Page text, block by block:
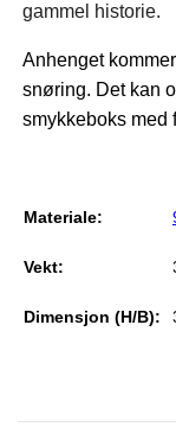
gammel historie.
Anhenget
snøring. Det kan
smykkeboks med
Materiale:
Vekt:
Dimensjon (H/B):